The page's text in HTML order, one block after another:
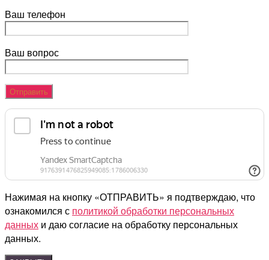
Ваш телефон
Ваш вопрос
Нажимая на кнопку «ОТПРАВИТЬ» я подтверждаю, что
ознакомился с политикой обработки персональных
данных и даю согласие на обработку персональных
данных.